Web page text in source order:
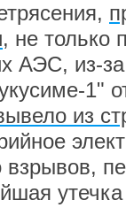
, не только
АЭС, из-
1"
из